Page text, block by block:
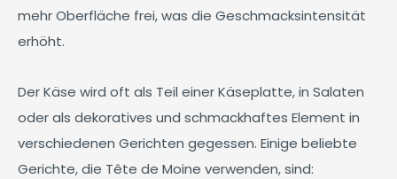
mehr Oberfläche frei, was die Geschmacksintensität
erhöht.
Der Käse wird oft als Teil einer Käseplatte, in Salaten
oder als dekoratives und schmackhaftes Element in
verschiedenen Gerichten gegessen. Einige beliebte
Gerichte, die Tête de Moine verwenden, sind: